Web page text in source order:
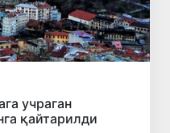
учраган
қайтарилди